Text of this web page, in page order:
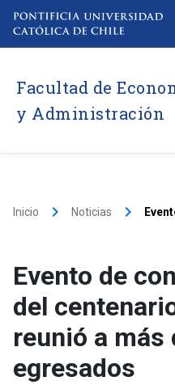
Facultad de
y Administración
Inicio keyboard_arrow_right Noticias keyboard_arrow_right
Evento de
del
reunió a más
egresados